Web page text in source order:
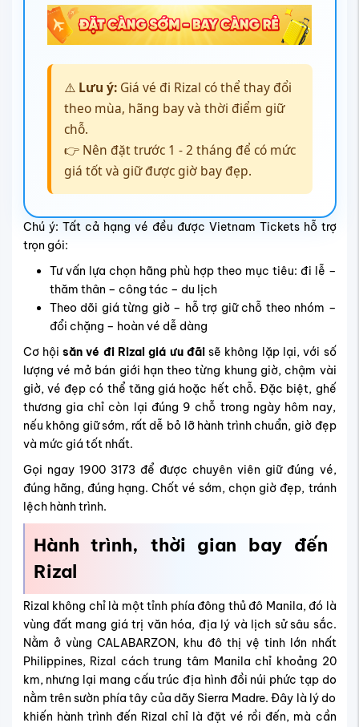
⚠️ Lưu ý:Giá vé đi Rizal có thể thay đổi
theo mùa, hãng bay và thời điểm giữ
chỗ.
👉 Nên đặt trước 1 - 2 tháng để có mức
giá tốt và giữ được giờ bay đẹp.
Chú ý: Tất cả hạng vé đều được Vietnam Tickets hỗ trợ
trọn gói:
Tư vấn lựa chọn hãng phù hợp theo mục tiêu: đi lễ –
thăm thân – công tác – du lịch
Theo dõi giá từng giờ – hỗ trợ giữ chỗ theo nhóm –
đổi chặng – hoàn vé dễ dàng
Cơ hội săn vé đi Rizal giá ưu đãisẽ không lặp lại, với số
lượng vé mở bán giới hạn theo từng khung giờ, chậm vài
giờ, vé đẹp có thể tăng giá hoặc hết chỗ. Đặc biệt, ghế
thương gia chỉ còn lại đúng 9 chỗ trong ngày hôm nay,
nếu không giữ sớm, rất dễ bỏ lỡ hành trình chuẩn, giờ đẹp
và mức giá tốt nhất.
Gọi ngay 1900 3173 để được chuyên viên giữ đúng vé,
đúng hãng, đúng hạng. Chốt vé sớm, chọn giờ đẹp, tránh
lệch hành trình.
Hành trình, thời gian bay đến
Rizal
Rizal không chỉ là một tỉnh phía đông thủ đô Manila, đó là
vùng đất mang giá trị văn hóa, địa lý và lịch sử sâu sắc.
Nằm ở vùng CALABARZON, khu đô thị vệ tinh lớn nhất
Philippines, Rizal cách trung tâm Manila chỉ khoảng 20
km, nhưng lại mang cấu trúc địa hình đồi núi phức tạp do
nằm trên sườn phía tây của dãy Sierra Madre. Đây là lý do
khiến hành trình đến Rizal chỉ là đặt vé rồi đến, mà cần